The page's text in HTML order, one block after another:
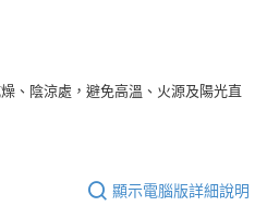
資料之確認、核對及更正。
結：
support/home
人資料，並將交易相關給付款項請求債
代理人或監護人之同意方可使用
申辦者引起之損失，本公司不負相關責
場詢問
、陰涼處，避免高溫、火源及陽光直
顯示電腦版詳細說明